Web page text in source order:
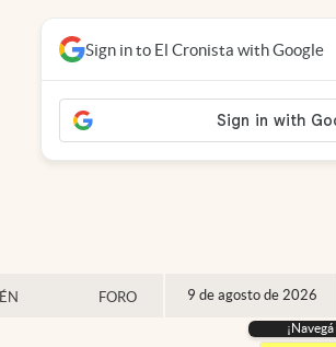
FORO 9 de agosto de 2026
Sign in to El Cronista with Google